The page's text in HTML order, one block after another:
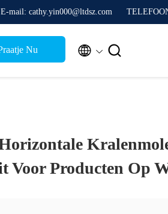
E-mail: cathy.yin000@ltdsz.com
Nu  
Voor Producten Op